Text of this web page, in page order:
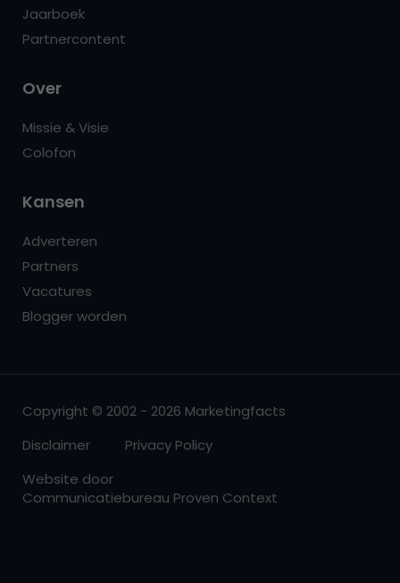
Jaarboek
Partnercontent
Over
Missie & Visie
Colofon
Kansen
Adverteren
Partners
Vacatures
Blogger worden
Copyright © 2002 - 2026 Marketingfacts
Disclaimer
Privacy Policy
Website door
Communicatiebureau Proven Context